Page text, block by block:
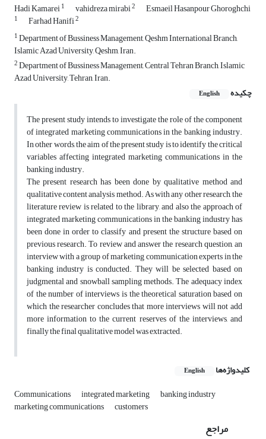
Hadi Kamarei1 vahidreza mirabi2 Esmaeil Hasanpour Ghoroghchi
1 Farhad Hanifi2
1Department of Bussiness Management, Qeshm International Branch,
Islamic Azad University, Qeshm, Iran.
2Department of Bussiness Management, Central Tehran Branch, Islamic
Azad University, Tehran, Iran.
چکیده
English
The present study intends to investigate the role of the component
of integrated marketing communications in the banking industry.
In other words, the aim of the present study is to identify the critical
variables affecting integrated marketing communications in the
banking industry.
The present research has been done by qualitative method and
qualitative content analysis method. As with any other research, the
literature review is related to the library, and also the approach of
integrated marketing communications in the banking industry has
been done in order to classify and present the structure based on
previous research. To review and answer the research question, an
interview with a group of marketing communication experts in the
banking industry is conducted. They will be selected based on
judgmental and snowball sampling methods. The adequacy index
of the number of interviews is the theoretical saturation based on
which the researcher concludes that more interviews will not add
more information to the current reserves of the interviews, and
finally the final qualitative model was extracted.
کلیدواژه‌ها English
Communications integrated marketing banking industry
marketing communications customers
مراجع